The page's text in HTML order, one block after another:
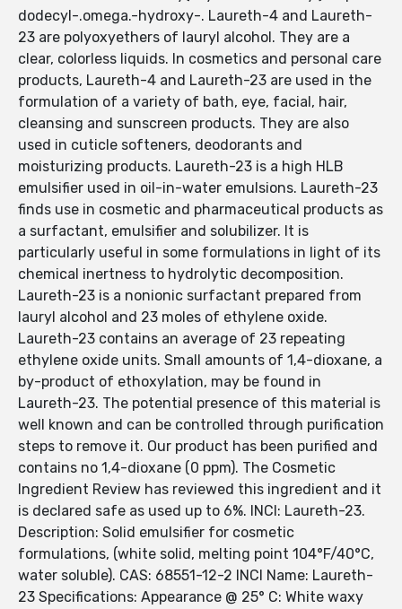
dodecyl-.omega.-hydroxy-. Laureth-4 and Laureth-
23 are polyoxyethers of lauryl alcohol. They are a
clear, colorless liquids. In cosmetics and personal care
products, Laureth-4 and Laureth-23 are used in the
formulation of a variety of bath, eye, facial, hair,
cleansing and sunscreen products. They are also
used in cuticle softeners, deodorants and
moisturizing products. Laureth-23 is a high HLB
emulsifier used in oil-in-water emulsions. Laureth-23
finds use in cosmetic and pharmaceutical products as
a surfactant, emulsifier and solubilizer. It is
particularly useful in some formulations in light of its
chemical inertness to hydrolytic decomposition.
Laureth-23 is a nonionic surfactant prepared from
lauryl alcohol and 23 moles of ethylene oxide.
Laureth-23 contains an average of 23 repeating
ethylene oxide units. Small amounts of 1,4-dioxane, a
by-product of ethoxylation, may be found in
Laureth-23. The potential presence of this material is
well known and can be controlled through purification
steps to remove it. Our product has been purified and
contains no 1,4-dioxane (0 ppm). The Cosmetic
Ingredient Review has reviewed this ingredient and it
is declared safe as used up to 6%. INCI: Laureth-23.
Description: Solid emulsifier for cosmetic
formulations, (white solid, melting point 104°F/40°C,
water soluble). CAS: 68551-12-2 INCI Name: Laureth-
23 Specifications: Appearance @ 25° C: White waxy